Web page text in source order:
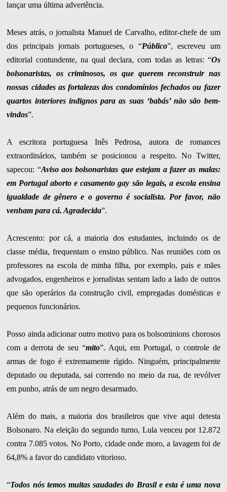
lançar uma última advertência.
Meses atrás, o jornalista Manuel de Carvalho, editor-chefe de um
dos principais jornais portugueses, o “Público”, escreveu um
editorial contundente, na qual declara, com todas as letras: “Os
bolsonaristas, os criminosos, os que querem reconstruir nas
nossas cidades as fortalezas dos condomínios fechados ou fazer
quartos interiores indignos para as suas ‘babás’ não são bem-
vindos”.
A escritora portuguesa Inês Pedrosa, autora de romances
extraordinários, também se posicionou a respeito. No Twitter,
sapecou: “Aviso aos bolsonaristas que estejam a fazer as malas:
em Portugal aborto e casamento gay são legais, a escola ensina
igualdade de gênero e o governo é socialista. Por favor, não
venham para cá. Agradecida”.
Acrescento: por cá, a maioria dos estudantes, incluindo os de
classe média, frequentam o ensino público. Nas reuniões com os
professores na escola de minha filha, por exemplo, pais e mães
advogados, engenheiros e jornalistas sentam lado a lado de outros
que são operários da construção civil, empregadas domésticas e
pequenos funcionários.
Posso ainda adicionar outro motivo para os bolsominions chorosos
com a derrota de seu “mito”. Aqui, em Portugal, o controle de
armas de fogo é extremamente rígido. Ninguém, principalmente
deputado ou deputada, sai correndo no meio da rua, de revólver
em punho, atrás de um negro desarmado.
Além do mais, a maioria dos brasileiros que vive aqui detesta
Bolsonaro. Na eleição do segundo turno, Lula venceu por 12.872
contra 7.085 votos. No Porto, cidade onde moro, a lavagem foi de
64,8% a favor do candidato vitorioso.
“Todos nós temos muitas saudades do Brasil e esta é uma nova